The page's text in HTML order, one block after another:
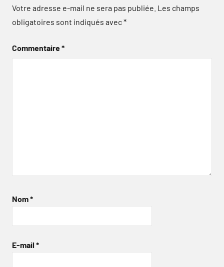
Votre adresse e-mail ne sera pas publiée. Les champs
obligatoires sont indiqués avec*
Commentaire*
Nom*
E-mail *